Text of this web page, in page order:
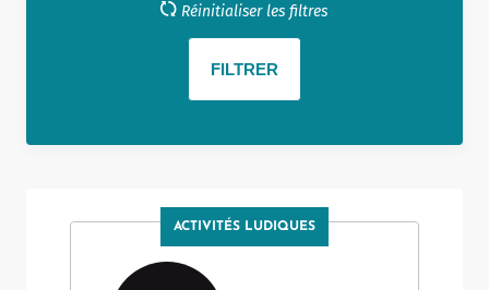
Réinitialiser les filtres
ACTIVITÉS LUDIQUES